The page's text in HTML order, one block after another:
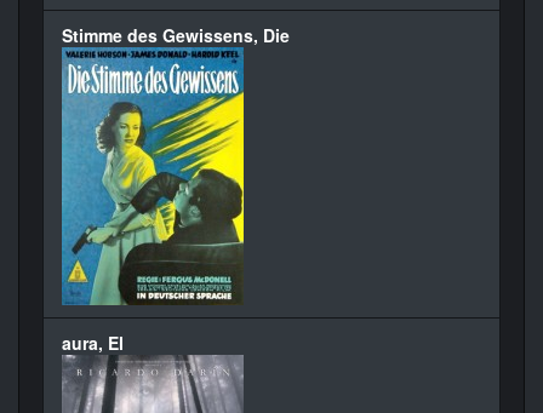
Stimme des Gewissens, Die
aura, El